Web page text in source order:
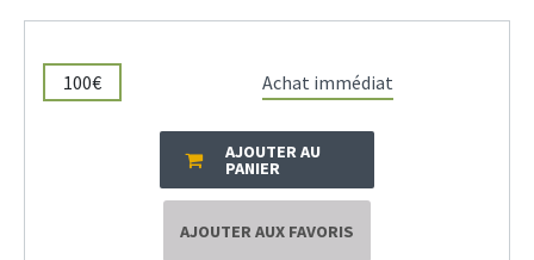
100€ Achat immédiat
AJOUTER AU
PANIER
AJOUTER AUX FAVORIS